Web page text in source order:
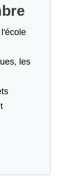
les